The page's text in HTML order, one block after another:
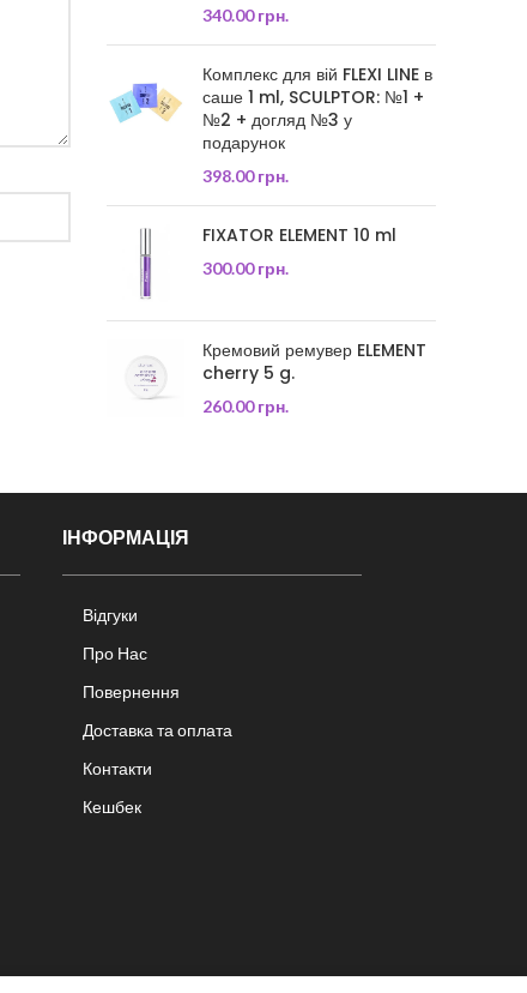
340.00грн.
Комплекс для вій FLEXI LINE в
саше 1 ml, SCULPTOR: №1 +
№2 + догляд №3 у
подарунок
398.00грн.
FIXATOR ELEMENT 10 ml
300.00грн.
Кремовий ремувер ELEMENT
cherry 5 g.
260.00грн.
ІНФОРМАЦІЯ
Відгуки
Про Нас
Повернення
Доставка та оплата
Контакти
Кешбек